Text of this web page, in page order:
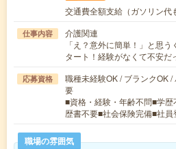
交通費全額支給（ガソリン代
仕事内容
介護関連
「え？意外に簡単！」と思
タート！経験がなくて不安
応募資格
職種未経験OK / ブランクOK
要
■資格・経験・年齢不問■学
歴書不要■社会保険完備■社
職場の雰囲気